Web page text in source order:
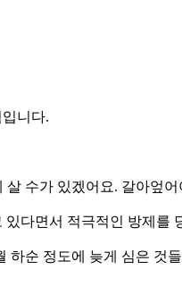
니다.
수가 있겠어요. 갈아엎
다면서 적극적인 방제를
순 정도에 늦게 심은 것